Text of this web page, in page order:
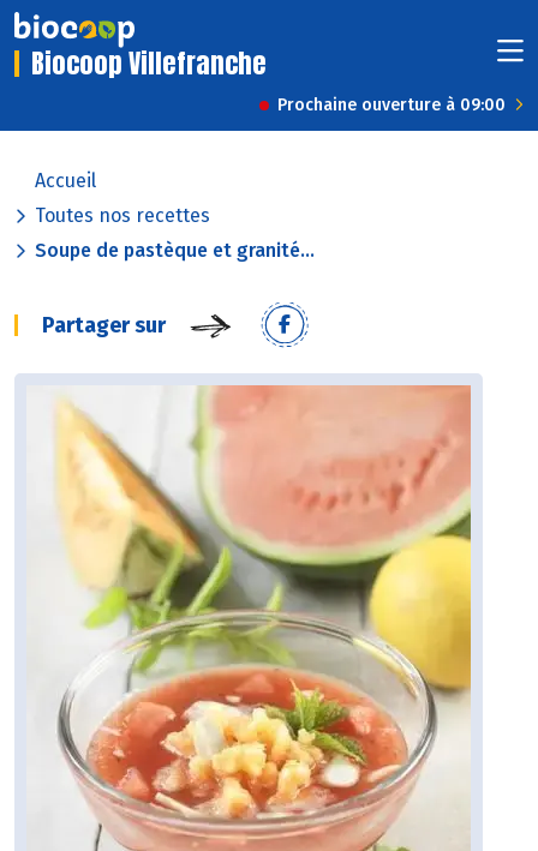
Biocoop Villefranche
Prochaine ouverture à 09:00
Accueil
Toutes nos recettes
Soupe de pastèque et granité...
Partager sur